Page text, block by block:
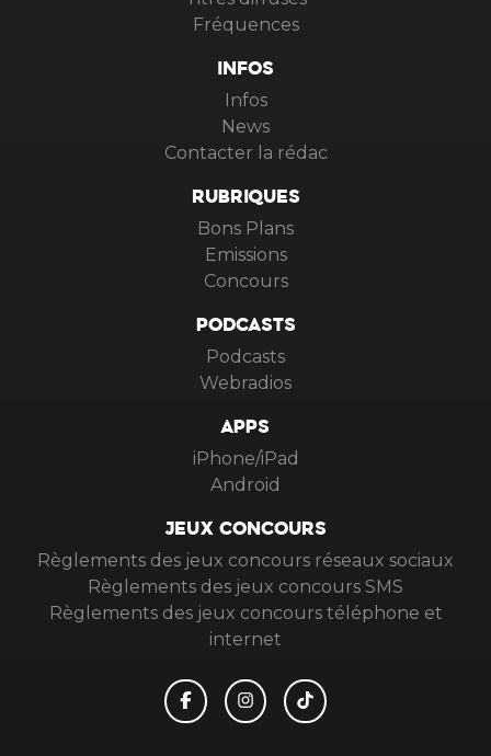
Fréquences
INFOS
Infos
News
Contacter la rédac
RUBRIQUES
Bons Plans
Emissions
Concours
PODCASTS
Podcasts
Webradios
APPS
iPhone/iPad
Android
JEUX CONCOURS
Règlements des jeux concours réseaux sociaux
Règlements des jeux concours SMS
Règlements des jeux concours téléphone et
internet